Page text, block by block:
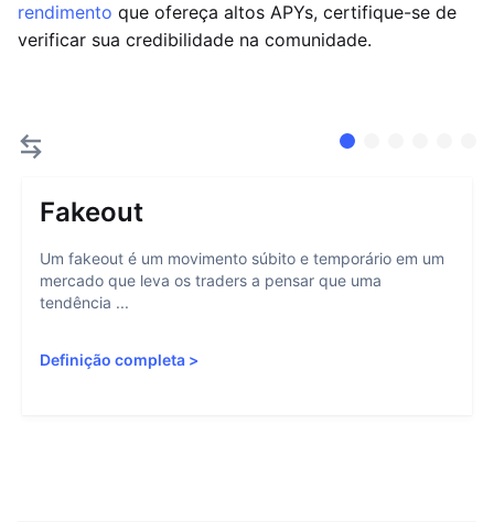
rendimento que ofereça altos APYs, certifique-se de
verificar sua credibilidade na comunidade.
Fakeout
Um fakeout é um movimento súbito e temporário em um
mercado que leva os traders a pensar que uma
tendência ...
Definição completa >